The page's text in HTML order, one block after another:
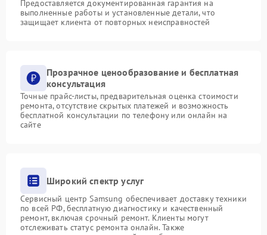
Предоставляется документированная гарантия на
выполненные работы и установленные детали, что
защищает клиента от повторных неисправностей
Прозрачное ценообразование и бесплатная
консультация
Точные прайс-листы, предварительная оценка стоимости
ремонта, отсутствие скрытых платежей и возможность
бесплатной консультации по телефону или онлайн на
сайте
Широкий спектр услуг
Сервисный центр Samsung обеспечивает доставку техники
по всей РФ, бесплатную диагностику и качественный
ремонт, включая срочный ремонт. Клиенты могут
отслеживать статус ремонта онлайн. Также